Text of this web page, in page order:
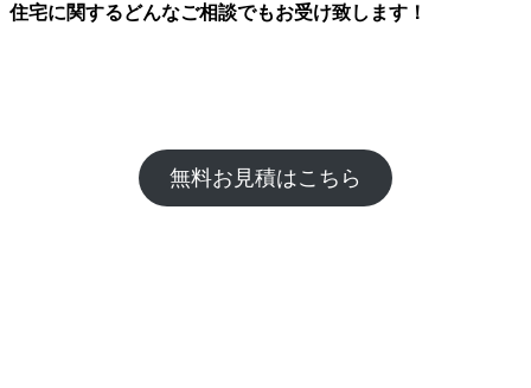
住宅に関するどんなご相談でもお受け致します！
無料お見積はこちら